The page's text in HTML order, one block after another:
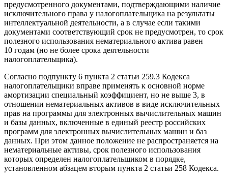
предусмотренного документами, подтверждающими наличие
исключительного права у налогоплательщика на результаты
интеллектуальной деятельности, а в случае если такими
документами соответствующий срок не предусмотрен, то срок
полезного использования нематериального актива равен
10 годам (но не более срока деятельности
налогоплательщика).
Согласно подпункту 6 пункта 2 статьи 259.3 Кодекса
налогоплательщики вправе применять к основной норме
амортизации специальный коэффициент, но не выше 3, в
отношении нематериальных активов в виде исключительных
прав на программы для электронных вычислительных машин
и базы данных, включенные в единый реестр российских
программ для электронных вычислительных машин и баз
данных. При этом данное положение не распространяется на
нематериальные активы, срок полезного использования
которых определен налогоплательщиком в порядке,
установленном абзацем вторым пункта 2 статьи 258 Кодекса.